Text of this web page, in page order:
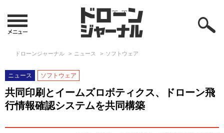
ドローンジャーナル ニュース ソフトウェア
ニュース ソフトウェア
共同印刷とイームズロボティクス、ドローン飛
行情報確認システムを共同構築